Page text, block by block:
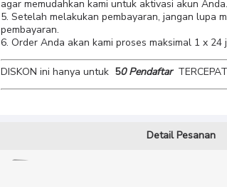
agar memudahkan kami untuk aktivasi akun Anda.
5. Setelah melakukan pembayaran, jangan lupa
pembayaran.
6. Order Anda akan kami proses maksimal 1 x 24
DISKON ini hanya untuk 50 Pendaftar
Detail Pesanan